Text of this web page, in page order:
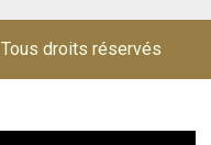
Tous droits réservés